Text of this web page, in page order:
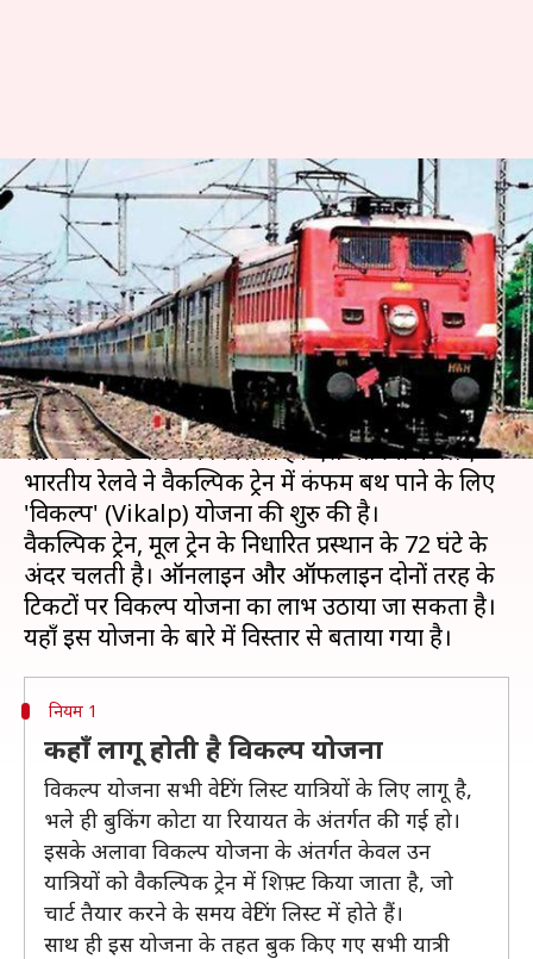
कंफर्म रेलवे टिकट पाने में भारतीय
रेलवे की यह योजना कर सकती है
आपकी मदद
लेखन प्रदीप मौर्य Jun 01, 2019 06:55 pm
क्या है खबर?
कई बार आपने भी यात्रा के लिए ट्रेन टिकट लिया होगा,
लेकिन टिकट वेटिंग का मिलता है। ऐसे यात्रियों के लिए
भारतीय रेलवे ने वैकल्पिक ट्रेन में कंफर्म बर्थ पाने के लिए
'विकल्प' (Vikalp) योजना की शुरु की है।
वैकल्पिक ट्रेन, मूल ट्रेन के निर्धारित प्रस्थान के 72 घंटे के
अंदर चलती है। ऑनलाइन और ऑफलाइन दोनों तरह के
टिकटों पर विकल्प योजना का लाभ उठाया जा सकता है।
नियम 1
कहाँ लागू होती है विकल्प योजना
विकल्प योजना सभी वेटिंग लिस्ट यात्रियों के लिए लागू है,
भले ही बुकिंग कोटा या रियायत के अंतर्गत की गई हो।
इसके अलावा विकल्प योजना के अंतर्गत केवल उन
यात्रियों को वैकल्पिक ट्रेन में शिफ़्ट किया जाता है, जो
चार्ट तैयार करने के समय वेटिंग लिस्ट में होते हैं।
साथ ही इस योजना के तहत बुक किए गए सभी यात्री